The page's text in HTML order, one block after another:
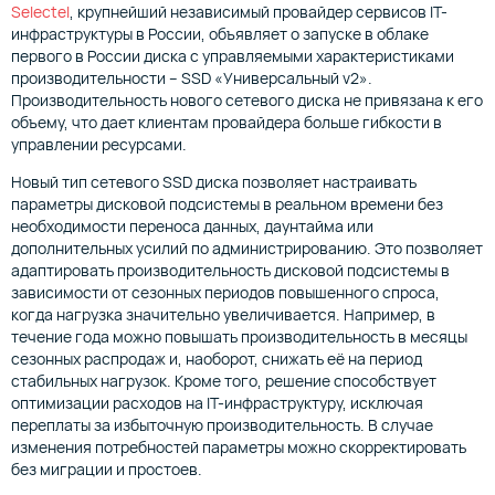
Selectel, крупнейший независимый провайдер сервисов IT-
инфраструктуры в России, объявляет о запуске в облаке
первого в России диска с управляемыми характеристиками
производительности – SSD «‎Универсальный v2»‎.
Производительность нового сетевого диска не привязана к его
объему, что дает клиентам провайдера больше гибкости в
управлении ресурсами.
Новый тип сетевого SSD диска позволяет настраивать
параметры дисковой подсистемы в реальном времени без
необходимости переноса данных, даунтайма или
дополнительных усилий по администрированию. Это позволяет
адаптировать производительность дисковой подсистемы в
зависимости от сезонных периодов повышенного спроса,
когда нагрузка значительно увеличивается. Например, в
течение года можно повышать производительность в месяцы
сезонных распродаж и, наоборот, снижать её на период
стабильных нагрузок. Кроме того, решение способствует
оптимизации расходов на IT-инфраструктуру, исключая
переплаты за избыточную производительность. В случае
изменения потребностей параметры можно скорректировать
без миграции и простоев.